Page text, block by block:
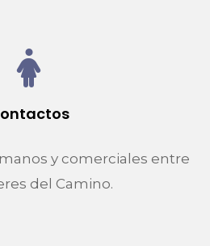
y comerciales entre
del Camino.